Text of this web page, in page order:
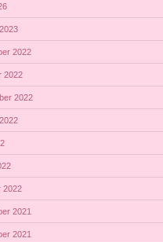
2022
2022
2022
2022
2021
2021